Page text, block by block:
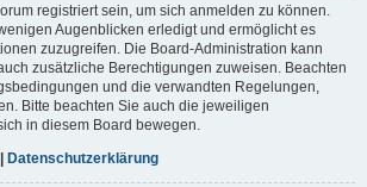
registriert sein, um sich anmelden zu können.
Augenblicken erledigt und ermöglicht es
zuzugreifen. Die Board-Administration kann
zusätzliche Berechtigungen zuweisen. Beachten
und die verwandten Regelungen,
Bitte beachten Sie auch die jeweiligen
in diesem Board bewegen.
| Datenschutzerklärung